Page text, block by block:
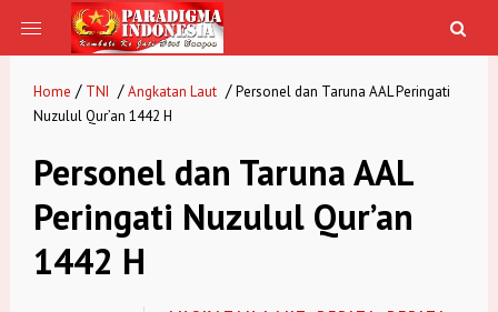
Home / TNI / Angkatan Laut / Personel dan Taruna AAL Peringati
Nuzulul Qur’an 1442 H
Personel dan Taruna AAL
Peringati Nuzulul Qur’an
1442 H